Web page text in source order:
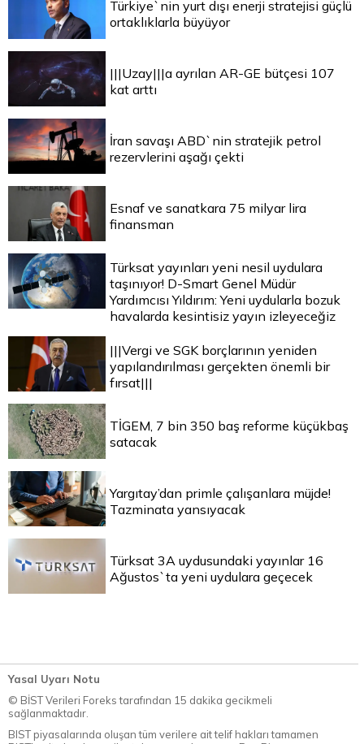
Türkiye`nin yurt dışı enerji stratejisi güçlü
ortaklıklarla büyüyor
|||Uzay|||a ayrılan AR-GE bütçesi 107
kat arttı
İran savaşı ABD`nin stratejik petrol
rezervlerini aşağı çekti
Esnaf ve sanatkara 75 milyar lira
finansman
Türksat yayınları yeni nesil uydulara
taşınıyor! D-Smart Genel Müdür
Yardımcısı Yıldırım: Yeni uydularla bozuk
havalarda kesintisiz yayın izleyeceğiz
|||Vergi ve SGK borçlarının yeniden
yapılandırılması gerçekten önemli bir
fırsat|||
TİGEM, 7 bin 350 baş reforme küçükbaş
satacak
Yargıtay’dan primle çalışanlara müjde!
Tazminata yansıyacak
Türksat 3A uydusundaki yayınlar 16
Ağustos`ta yeni uydulara geçecek
Yasal Uyarı Notu
© BİST Verileri Foreks tarafından 15 dakika gecikmeli
sağlanmaktadır.
BIST piyasalarında oluşan tüm verilere ait telif hakları tamamen